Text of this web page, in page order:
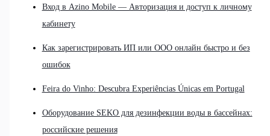
Вход в Azino Mobile — Авторизация и доступ к личному
кабинету
Как зарегистрировать ИП или ООО онлайн быстро и без
ошибок
Feira do Vinho: Descubra Experiências Únicas em Portugal
Оборудование SEKO для дезинфекции воды в бассейнах:
российские решения